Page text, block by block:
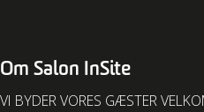
Om Salon InSite
VI BYDER VORES GÆSTER